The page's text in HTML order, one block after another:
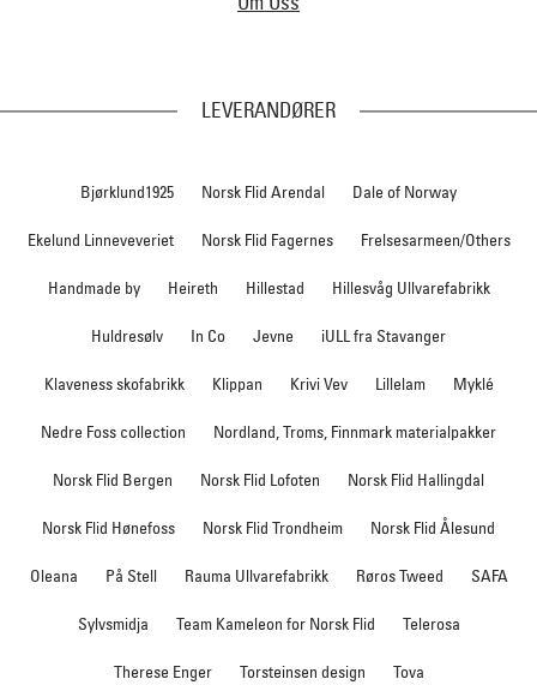
LEVERANDØRER
Bjørklund1925 Norsk Flid Arendal Dale of Norway
Ekelund Linneveveriet Norsk Flid Fagernes Frelsesarmeen/Others
Handmade by Heireth Hillestad Hillesvåg Ullvarefabrikk
Huldresølv In Co Jevne iULL fra Stavanger
Klaveness skofabrikk Klippan Krivi Vev Lillelam Myklé
Nedre Foss collection Nordland, Troms, Finnmark materialpakker
Norsk Flid Bergen Norsk Flid Lofoten Norsk Flid Hallingdal
Norsk Flid Hønefoss Norsk Flid Trondheim Norsk Flid Ålesund
Oleana På Stell Rauma Ullvarefabrikk Røros Tweed SAFA
Sylvsmidja Team Kameleon for Norsk Flid Telerosa
Therese Enger Torsteinsen design Tova